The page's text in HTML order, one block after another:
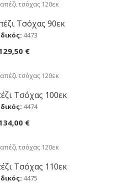
ΑγοράΤσόχας 90εκ
4473
€
Αγορά
Τσόχας 100εκ
4474
€
Αγορά
Τσόχας 110εκ
4475